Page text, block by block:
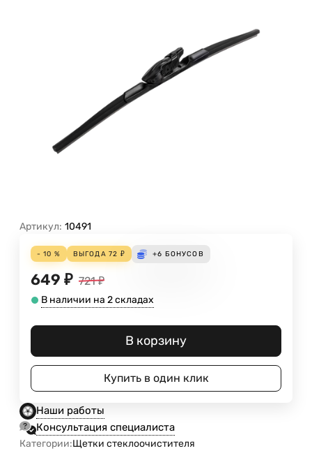
Артикул: 10491
- 10 % ВЫГОДА 72 ₽ +6 БОНУСОВ
649 ₽ 721 ₽
В наличии на 2 складах
В корзину
Купить в один клик
Наши работы
Консультация специалиста
Категории:Щетки стеклоочистителя